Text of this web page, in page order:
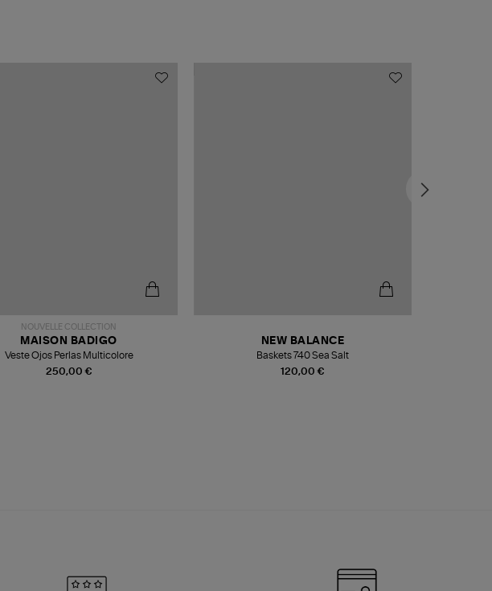
NOUVELLE COLLECTION
250,00 €
MAISON BADIGO
Veste Ojos Perlas Multicolore
120,00 €
NEW BALANCE
Baskets 740 Sea Salt